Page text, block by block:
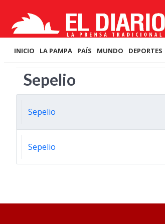
INICIO LA PAMPA PAÍS MUNDO DEPORTES
Sepelio
Sepelio
Sepelio